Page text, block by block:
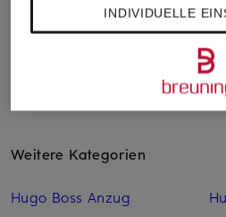
Weitere Kategorien
Hugo Boss Anzug
INDIVIDUELLE